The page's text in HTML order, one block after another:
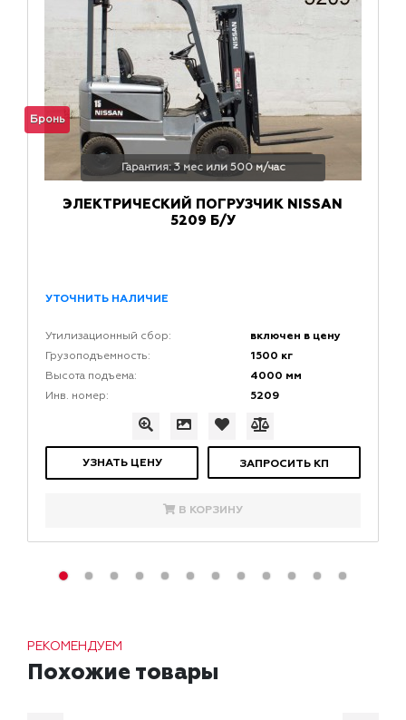
Бронь
Гарантия: 3 мес или 500 м/час
ЭЛЕКТРИЧЕСКИЙ ПОГРУЗЧИК NISSAN
5209 Б/У
УТОЧНИТЬ НАЛИЧИЕ
Утилизационный сбор: включен в цену
Грузоподъемность: 1500 кг
Высота подъема: 4000 мм
Инв. номер: 5209
УЗНАТЬ ЦЕНУ ЗАПРОСИТЬ КП
В КОРЗИНУ
РЕКОМЕНДУЕМ
Похожие товары